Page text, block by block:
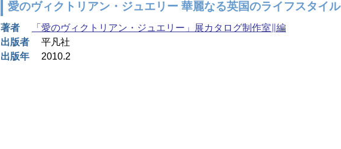
愛のヴィクトリアン・ジュエリー 華麗なる英国のライフスタイル
著者
「愛のヴィクトリアン・ジュエリー」展カタログ制作室∥編
出版者
平凡社
出版年
2010.2